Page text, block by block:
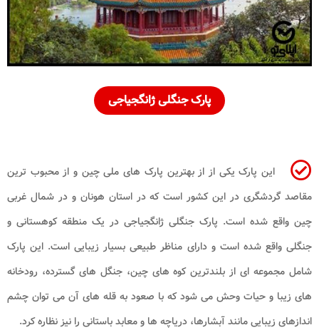
پارک جنگلی ژانگجیاجی
این پارک یکی از از بهترین پارک های ملی چین و از محبوب ترین
مقاصد گردشگری در این کشور است که در استان هونان و در شمال غربی
چین واقع شده است. پارک جنگلی ژانگجیاجی در یک منطقه کوهستانی و
جنگلی واقع شده است و دارای مناظر طبیعی بسیار زیبایی است. این پارک
شامل مجموعه ای از بلندترین کوه های چین، جنگل های گسترده، رودخانه
های زیبا و حیات وحش می شود که با صعود به قله های آن می توان چشم
اندازهای زیبایی مانند آبشارها، دریاچه ها و معابد باستانی را نیز نظاره کرد.